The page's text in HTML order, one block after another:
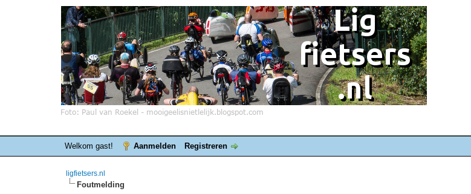
Welkom gast! Aanmelden Registreren
ligfietsers.nl
Foutmelding